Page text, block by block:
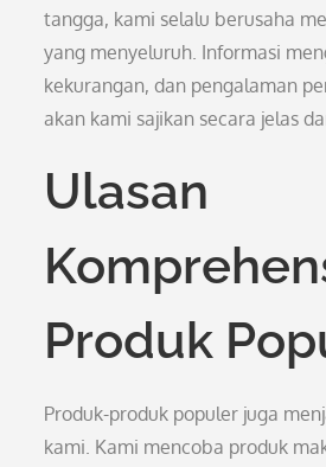
tangga, kami selalu berusaha
yang menyeluruh. Informasi
kekurangan, dan pengalaman
akan kami sajikan secara jelas
Ulasan
Produk
Produk-produk populer juga
kami. Kami mencoba produk